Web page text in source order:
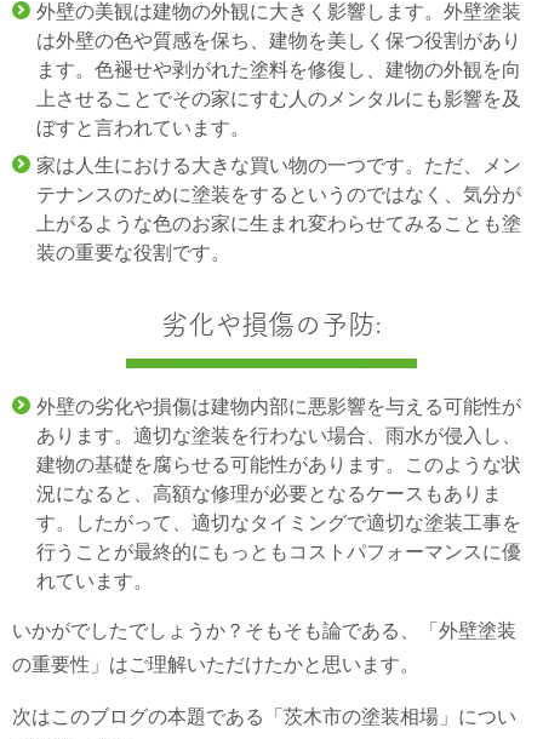
外壁の美観は建物の外観に大きく影響します。外壁塗装
は外壁の色や質感を保ち、建物を美しく保つ役割があり
ます。色褪せや剥がれた塗料を修復し、建物の外観を向
上させることでその家にすむ人のメンタルにも影響を及
ぼすと言われています。
家は人生における大きな買い物の一つです。ただ、メン
テナンスのために塗装をするというのではなく、気分が
上がるような色のお家に生まれ変わらせてみることも塗
装の重要な役割です。
劣化や損傷の予防:
外壁の劣化や損傷は建物内部に悪影響を与える可能性が
あります。適切な塗装を行わない場合、雨水が侵入し、
建物の基礎を腐らせる可能性があります。このような状
況になると、高額な修理が必要となるケースもありま
す。したがって、適切なタイミングで適切な塗装工事を
行うことが最終的にもっともコストパフォーマンスに優
れています。
いかがでしたでしょうか？そもそも論である、「外壁塗装
の重要性」はご理解いただけたかと思います。
次はこのブログの本題である「茨木市の塗装相場」につい